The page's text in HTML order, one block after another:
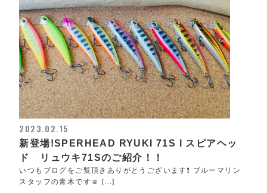
2023.02.15
新登場!SPERHEAD RYUKI 71S l スピアヘッ
ド リュウキ71Sのご紹介！！
いつもブログをご覧頂きありがとうございます❗️ ブルーマリン
スタッフの青木です☺️ [...]